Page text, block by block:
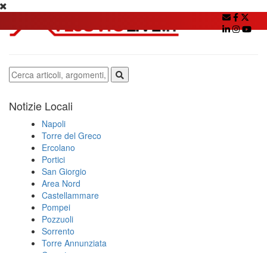
Notizie Locali
Napoli
Torre del Greco
Ercolano
Portici
San Giorgio
Area Nord
Castellammare
Pompei
Pozzuoli
Sorrento
Torre Annunziata